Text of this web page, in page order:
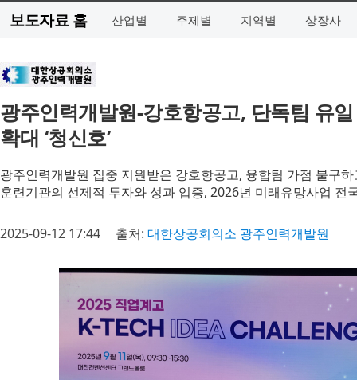
보도자료 홈 산업별 주제별 지역별 상장사
광주인력개발원-강호항공고, 단독팀 유
확대 ‘청신호’
광주인력개발원 집중 지원받은 강호항공고, 융합팀 가점 불구
훈련기관의 선제적 투자와 성과 입증, 2026년 미래유망사업 전
2025-09-12 17:44 출처: 대한상공회의소 광주인력개발원